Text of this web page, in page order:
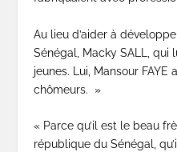
Au lieu d’aider à
Sénégal, Macky SALL,
jeunes. Lui, Mansour
chômeurs. »
« Parce qu’il est le beau
république du Sénégal,